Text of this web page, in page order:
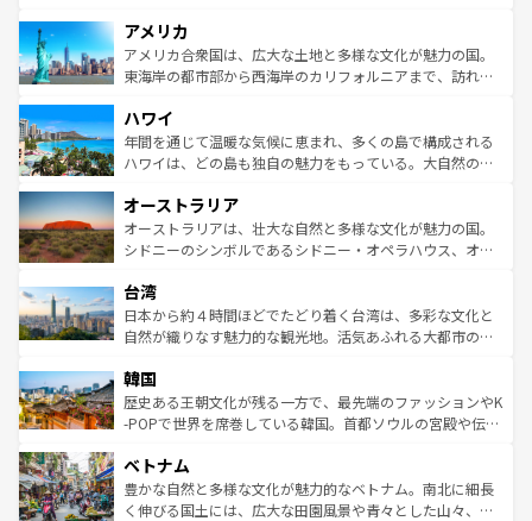
ンツ一覧を参照してほしい。
の建物がそのまま残る町や、スイスならではのユニークな
博物館もあり、アルプス観光だけでなく町歩きも満喫する
ことができる。国民の所得が高いため物価も高いが、旅行
ば市内交通費無料で観光を楽しむこともできる。 なお、新
着のスイス情報はコンテンツ一覧 を参照してほしい。
アメリカ
アメリカ合衆国は、広大な土地と多様な文化が魅力の国。
東海岸の都市部から西海岸のカリフォルニアまで、訪れる
のような巨大都市は、観光、ショッピング、エンターテイ
ンメントが詰まった刺激的なスポットだ。一方、アメリカ
西部には大自然が広がり、グランドキャニオンやイエロー
部のニューオーリンズでは、音楽と美食が融合した独特の
文化が魅力。旅行者はアメリカの各地域で異なる魅力を楽
しみながら、その多様性と豊かな歴史を感じることができ
ならではの贅沢な旅のスタイルだ。 なお、新着のアメリカ
情報はコンテンツ一覧を参照してほしい。
ハワイ
年間を通じて温暖な気候に恵まれ、多くの島で構成される
ハワイは、どの島も独自の魅力をもっている。大自然の神
ワイ島は見逃せない。また、定番の観光地といえばオアフ
島だが、静かな自然を求めるならマウイ島やカウアイ島が
おすすめ。エメラルドグリーンに輝く海をはじめ、豊かな
れるおもてなしの心で訪れる人々を迎えてくれるハワイの
人々、おいしいローカルフードやハワイアンミュージッ
ク、伝統的なフラダンスなど、すべてがハワイの魅力を彩
ワイを、存分に味わってほしい。 なお、新着のハワイ情報
はコンテンツ一覧を参照してほしい。
オーストラリア
オーストラリアは、壮大な自然と多様な文化が魅力の国。
シドニーのシンボルであるシドニー・オペラハウス、オー
リアリーフや大陸中央部にそびえるウルル（エアーズロッ
ク）、タスマニアの美しい原生林やケアンズの熱帯雨林な
ど、見どころがたくさん。また、カフェやワイン、オージ
いる。アクティビティも充実しており、サーフィンやダイ
ビング、ハイキングなど、アウトドア好きにはたまらな
い。オーストラリアの多彩な魅力を存分に味わいつくそ
参照してほしい。
台湾
日本から約４時間ほどでたどり着く台湾は、多彩な文化と
自然が織りなす魅力的な観光地。活気あふれる大都市の台
ン）、静ひつな山岳地帯である台湾東部など、都市の喧騒
と山間の静けさが共存しており、訪れる人に新しい発見と
驚きをもたらしてくれる。また、奥深い台湾の食文化も魅
容にもいいと評判のスイーツなど、バラエティ豊かな料理
が味わえる。 なお、新着の台湾情報は コンテンツ一覧を参
照してほしい。
韓国
歴史ある王朝文化が残る一方で、最先端のファッションやK
-POPで世界を席巻している韓国。首都ソウルの宮殿や伝統
き、地方に足を延ばせば四季折々の自然美を楽しむことが
できる。そして、キムチや焼肉、絶品のストリートフード
まで、さまざまな韓国料理が待っている。夜には、韓国な
ベトナム
豊かな自然と多様な文化が魅力的なベトナム。南北に細長
く伸びる国土には、広大な田園風景や青々とした山々、世